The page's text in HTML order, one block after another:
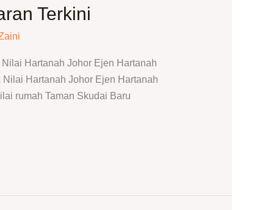
Terkini
Hartanah Johor Ejen Hartanah
Hartanah Johor Ejen Hartanah
rumah Taman Skudai Baru